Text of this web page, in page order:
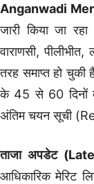
Anganwadi
जारी किया जा
वाराणसी,
तरह समाप्त हो
के 45 से 60 दिनों के
अंतिम चयन सूची
ताजा अपडेट
आधिकारिक मेरिट